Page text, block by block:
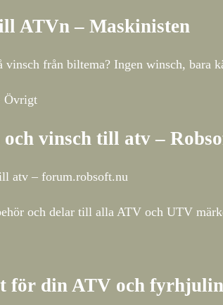
ATVn – Maskinisten
från biltema? Ingen winsch, bara
Övrigt
vinsch till atv –
atv – forum.robsoft.nu
och delar till alla ATV och UTV
för din ATV och